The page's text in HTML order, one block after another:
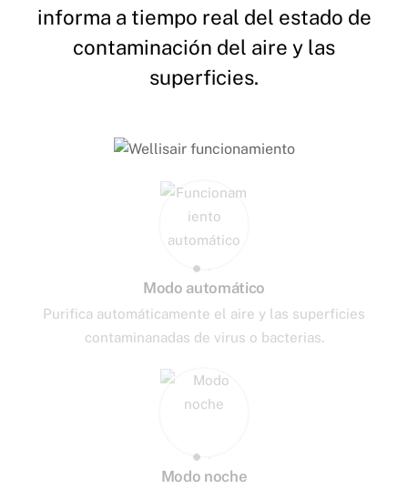
informa a tiempo real del estado de
contaminación del aire y las
superficies.
Modo automático
Purifica automáticamente el aire y las superficies
contaminanadas de virus o bacterias.
Modo noche